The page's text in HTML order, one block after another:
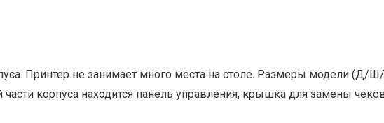
Принтер не занимает много места на столе. Размеры модели (Д/
корпуса находится панель управления, крышка для замены